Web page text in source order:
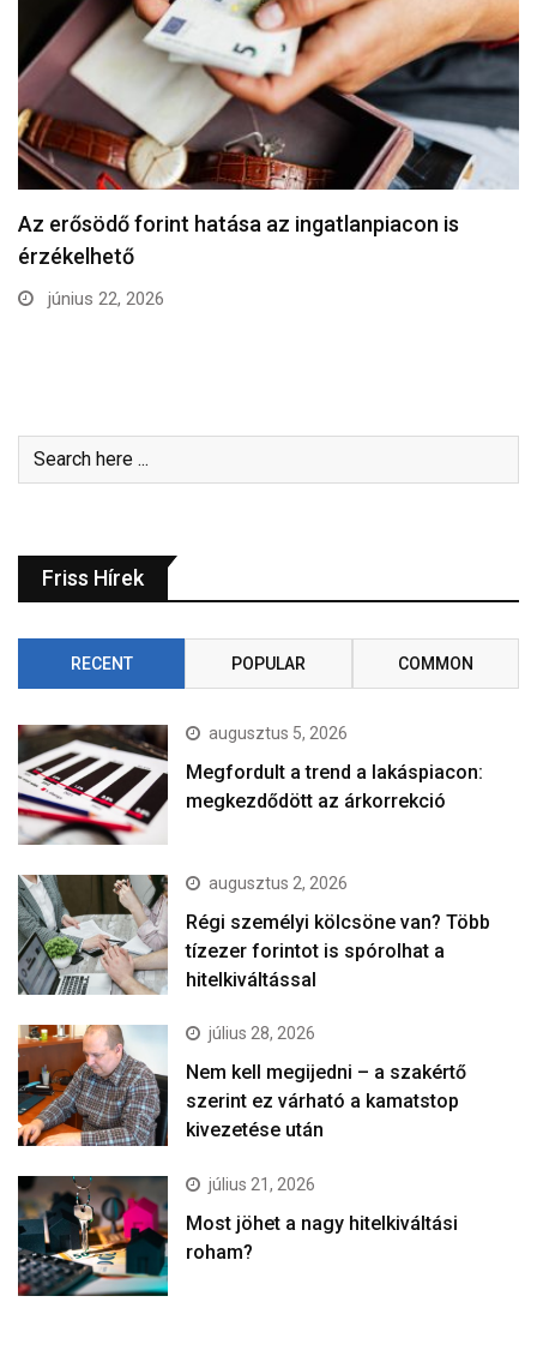
A pénz és a megtakarítás nehéz téma
február 15, 2026
Friss Hírek
RECENT POPULAR COMMON
augusztus 5, 2026
Megfordult a trend a lakáspiacon:
megkezdődött az árkorrekció
augusztus 2, 2026
Régi személyi kölcsöne van? Több
tízezer forintot is spórolhat a
hitelkiváltással
július 28, 2026
Nem kell megijedni – a szakértő
szerint ez várható a kamatstop
kivezetése után
július 21, 2026
Most jöhet a nagy hitelkiváltási
roham?